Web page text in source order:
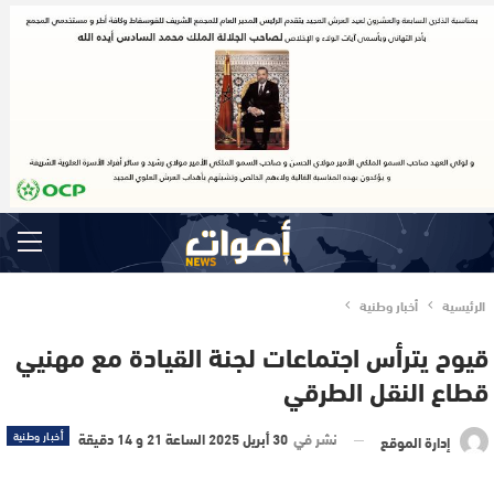
الرئيسية أخبار وطنية
قيوح يترأس اجتماعات لجنة القيادة مع مهنيي
قطاع النقل الطرقي
أخبار وطنية إدارة الموقع نشر في 30 أبريل 2025 الساعة 21 و 14 دقيقة